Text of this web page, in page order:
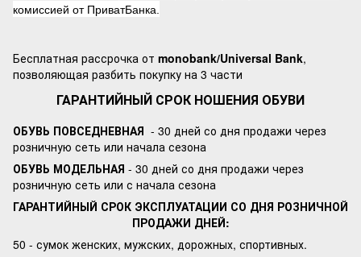
комиссией от ПриватБанка.
Бесплатная рассрочка от monobank/Universal Bank,
позволяющая разбить покупку на 3 части
ГАРАНТИЙНЫЙ СРОК НОШЕНИЯ ОБУВИ
ОБУВЬ ПОВСЕДНЕВНАЯ - 30 дней со дня продажи через
розничную сеть или начала сезона
ОБУВЬ МОДЕЛЬНАЯ - 30 дней со дня продажи через
розничную сеть или с начала сезона
ГАРАНТИЙНЫЙ СРОК ЭКСПЛУАТАЦИИ СО ДНЯ РОЗНИЧНОЙ
ПРОДАЖИ ДНЕЙ:
50 - сумок женских, мужских, дорожных, спортивных.